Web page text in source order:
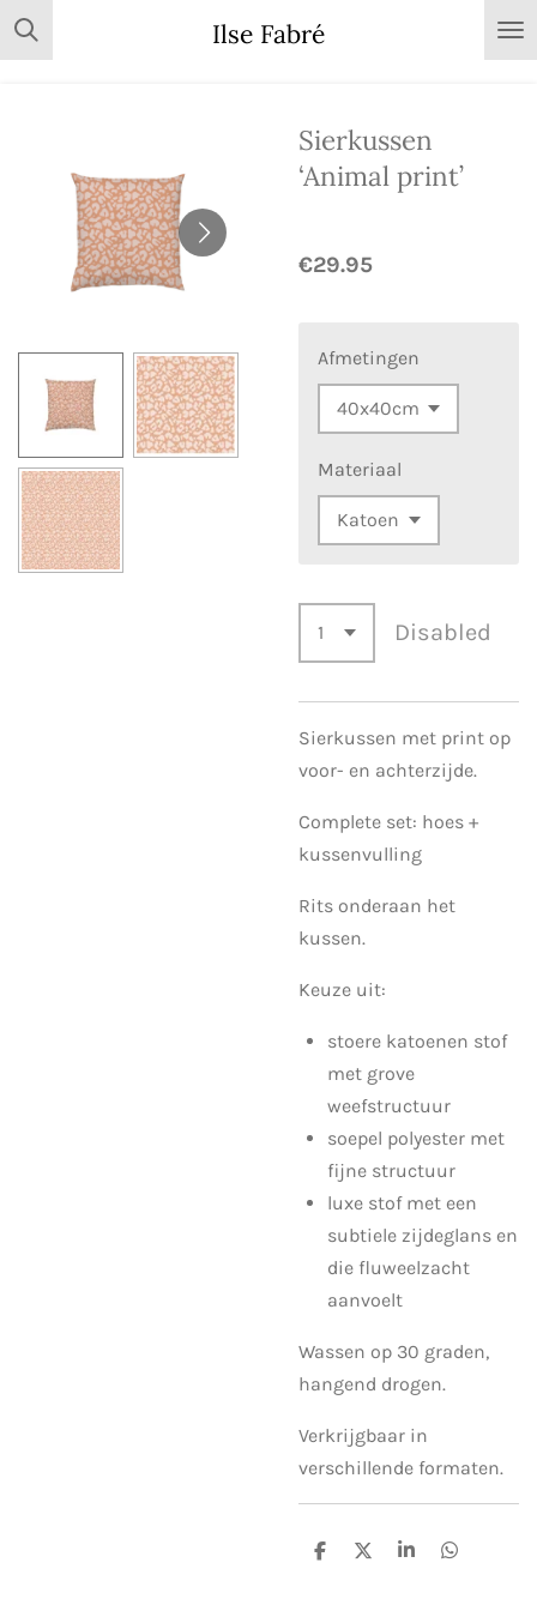
Skip
to
Ilse Fabré
Sierkussen
‘Animal print’
€29.95
Afmetingen
Materiaal
Disabled
Sierkussen met print op
voor- en achterzijde.
Complete set: hoes +
kussenvulling
Rits onderaan het
kussen.
Keuze uit:
stoere katoenen stof
met grove
weefstructuur
soepel polyester met
fijne structuur
luxe stof met een
subtiele zijdeglans en
die fluweelzacht
aanvoelt
Wassen op 30 graden,
hangend drogen.
Verkrijgbaar in
verschillende formaten.
S
S
S
S